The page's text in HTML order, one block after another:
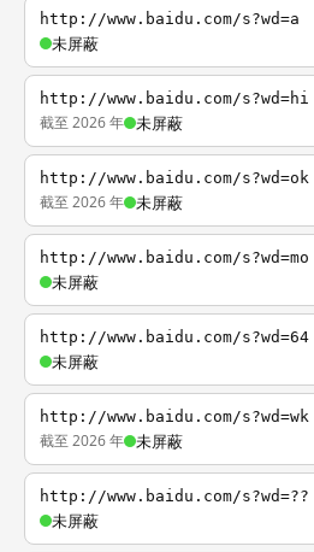
http://www.baidu.com/s?wd=a
未屏蔽
http://www.baidu.com/s?wd=hi
截至 2026 年 未屏蔽
http://www.baidu.com/s?wd=ok
截至 2026 年 未屏蔽
http://www.baidu.com/s?wd=mo
未屏蔽
http://www.baidu.com/s?wd=64
未屏蔽
http://www.baidu.com/s?wd=wk
截至 2026 年 未屏蔽
http://www.baidu.com/s?wd=??
未屏蔽